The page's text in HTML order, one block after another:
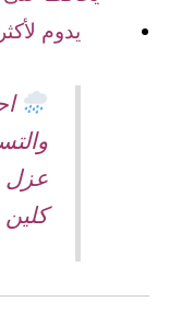
يدوم لأكثر من 10
عزل
كلين